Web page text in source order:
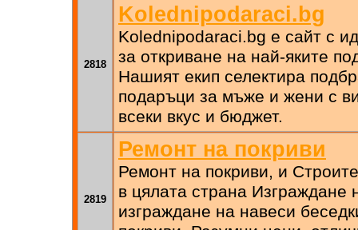
2818
Kolednipodaraci.bg
Kolednipodaraci.bg е сайт с
за откриване на най-яките
Нашият екип селектира
подаръци за мъже и жени с
всеки вкус и бюджет.
2819
Ремонт на покриви
Ремонт на покриви, и
в цялата страна Изграждане
изграждане на навеси